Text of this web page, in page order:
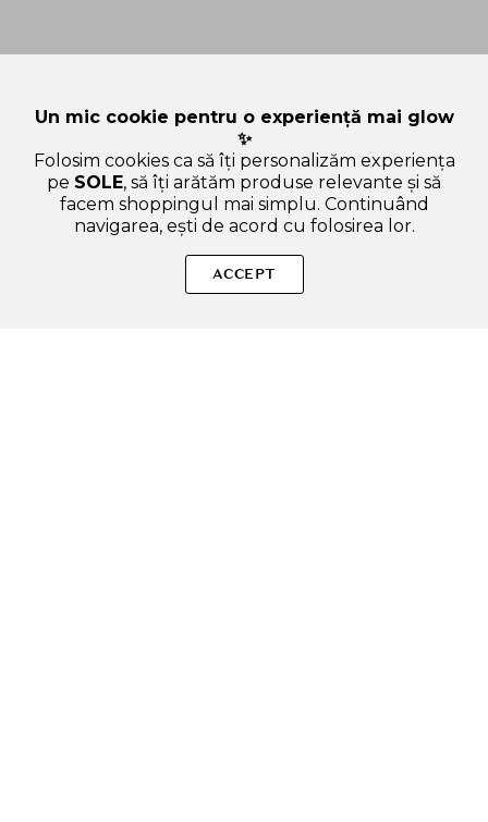
SKINFOOD Shea Butter Crema de Maini cu Miere - Hidratare
Intensiva si Catifelare, 30 ml. Dacă ai și alte curiozități, nu ezita
Un mic cookie pentru o experiență mai glow
✨
Folosim cookies ca să îți personalizăm experiența
pe SOLE, să îți arătăm produse relevante și să
facem shoppingul mai simplu. Continuând
navigarea, ești de acord cu folosirea lor.
ACCEPT